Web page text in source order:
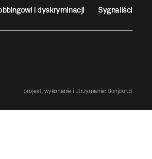
i dyskryminacji Sygnaliści
projekt, wykonanie i utrzymanie: Bonjour.pl